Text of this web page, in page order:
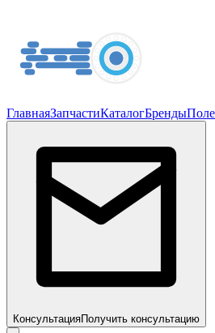
ГлавнаяЗапчастиКаталогБренды
КонсультацияПолучить консультацию